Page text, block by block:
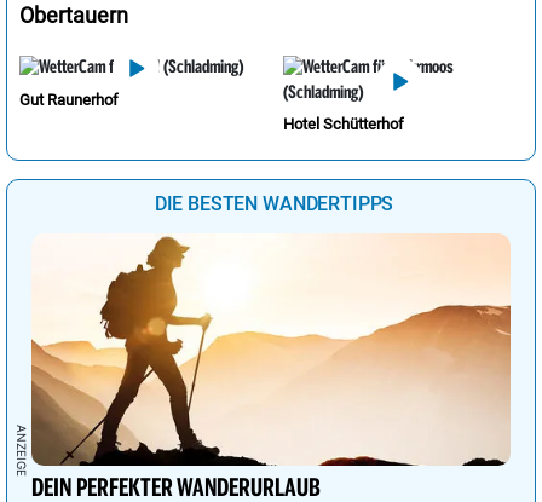
Obertauern
Gut Raunerhof
Hotel Schütterhof
DIE BESTEN WANDERTIPPS
DEIN PERFEKTER WANDERURLAUB